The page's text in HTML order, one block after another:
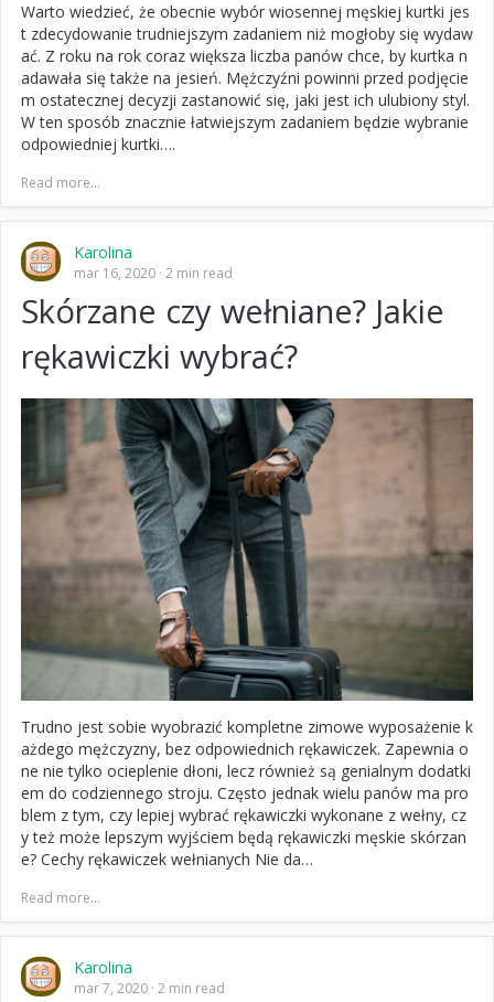
Warto wiedzieć, że obecnie wybór wiosennej męskiej kurtki jes
t zdecydowanie trudniejszym zadaniem niż mogłoby się wydaw
ać. Z roku na rok coraz większa liczba panów chce, by kurtka n
adawała się także na jesień. Mężczyźni powinni przed podjęcie
m ostatecznej decyzji zastanowić się, jaki jest ich ulubiony styl.
W ten sposób znacznie łatwiejszym zadaniem będzie wybranie
odpowiedniej kurtki….
Read more...
Karolina
mar 16, 2020 2 min read
Skórzane czy wełniane? Jakie
rękawiczki wybrać?
Trudno jest sobie wyobrazić kompletne zimowe wyposażenie k
ażdego mężczyzny, bez odpowiednich rękawiczek. Zapewnia o
ne nie tylko ocieplenie dłoni, lecz również są genialnym dodatki
em do codziennego stroju. Często jednak wielu panów ma pro
blem z tym, czy lepiej wybrać rękawiczki wykonane z wełny, cz
y też może lepszym wyjściem będą rękawiczki męskie skórzan
e? Cechy rękawiczek wełnianych Nie da…
Read more...
Karolina
mar 7, 2020 2 min read